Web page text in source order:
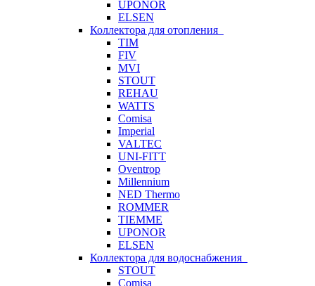
UPONOR
ELSEN
Коллектора для отопления
TIM
FIV
MVI
STOUT
REHAU
WATTS
Comisa
Imperial
VALTEC
UNI-FITT
Oventrop
Millennium
NED Thermo
ROMMER
TIEMME
UPONOR
ELSEN
Коллектора для водоснабжения
STOUT
Comisa